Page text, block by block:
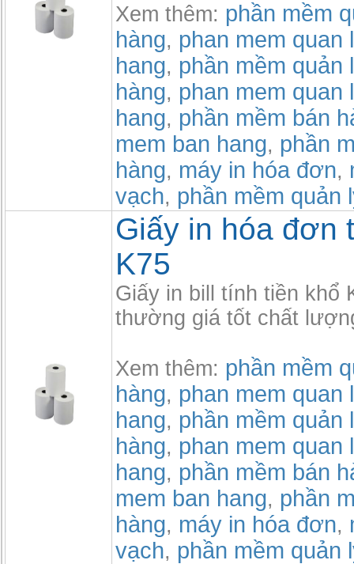
Xem thêm: phần mềm
hàng, phan mem quan
hang, phần mềm quản
hàng, phan mem quan
hang, phần mềm bán
mem ban hang, phần
hàng, máy in hóa đơn,
vạch, phần mềm quản
Giấy in hóa đơn
K75
Giấy in bill tính tiền khổ
thường giá tốt chất
Xem thêm: phần mềm
hàng, phan mem quan
hang, phần mềm quản
hàng, phan mem quan
hang, phần mềm bán
mem ban hang, phần
hàng, máy in hóa đơn,
vạch, phần mềm quản